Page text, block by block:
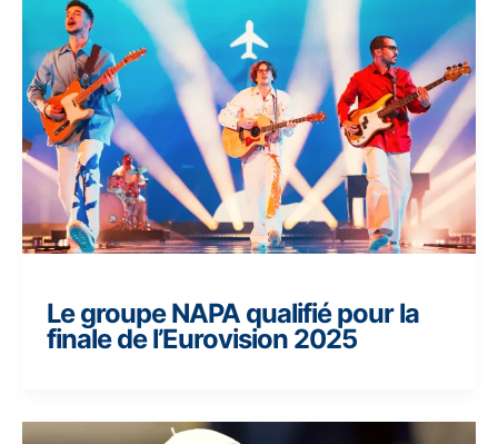
Le groupe NAPA qualifié pour la
finale de l’Eurovision 2025